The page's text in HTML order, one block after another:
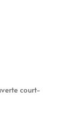
court-